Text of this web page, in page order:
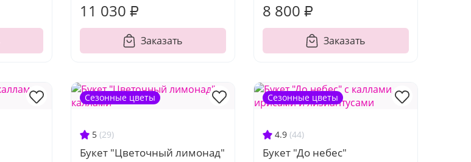
11 030 ₽
Заказать
8 800 ₽
Заказать
5 (29)
Букет "Цветочный лимонад"
Сезонные цветы
4.9 (44)
Букет "До небес"
Сезонные цветы